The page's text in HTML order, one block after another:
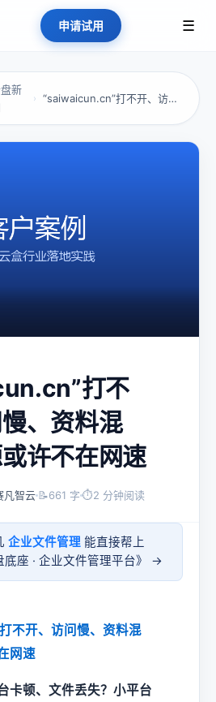
申请试用 ☰
新
› “saiwaicun.cn”打不开、访问慢、...
打不
、资料混
许不在网速
凡智云 📝661 字 ⏱2 分钟阅读
企业文件管理 能直接帮上
底座 · 企业文件管理平台》 →
不开、访问慢、资料混
网速
卡顿、文件丢失？小平台